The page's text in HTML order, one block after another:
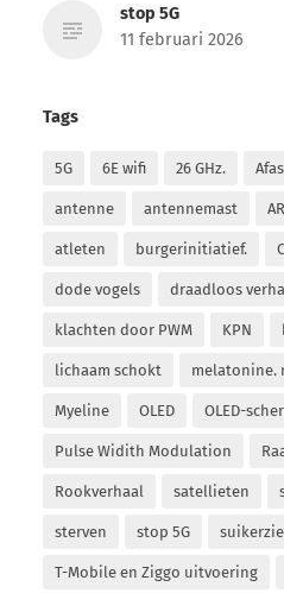
stop 5G
11 februari 2026
Tags
5G 6E wifi 26 GHz.
antenne antennemast
atleten burgerinitiatief.
dode vogels draadloos
klachten door PWM KPN
lichaam schokt melatonine.
Myeline OLED OLED-
Pulse Widith Modulation
Rookverhaal satellieten
sterven stop 5G
T-Mobile en Ziggo uitvoering